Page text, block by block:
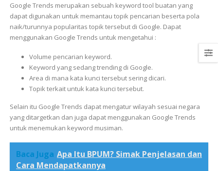
Google Trends merupakan sebuah keyword tool buatan yang
dapat digunakan untuk memantau topik pencarian beserta pola
naik/turunnya popularitas topik tersebut di Google. Dapat
menggunakan Google Trends untuk mengetahui :
Volume pencarian keyword.
Keyword yang sedang trending di Google.
Area di mana kata kunci tersebut sering dicari.
Topik terkait untuk kata kunci tersebut.
Selain itu Google Trends dapat mengatur wilayah sesuai negara
yang ditargetkan dan juga dapat menggunakan Google Trends
untuk menemukan keyword musiman.
Baca Juga Apa Itu BPUM? Simak Penjelasan dan
Cara Mendapatkannya